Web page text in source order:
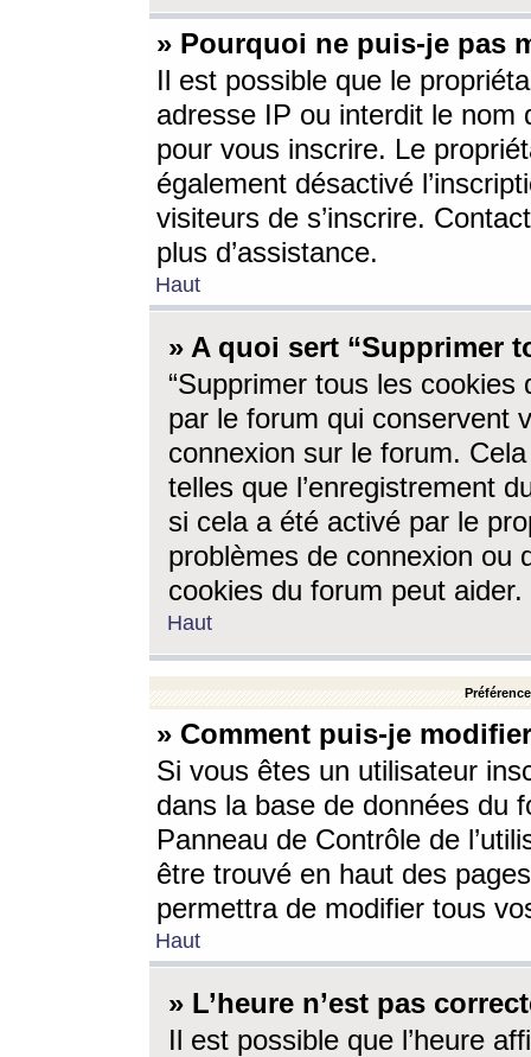
» Pourquoi ne puis-je pas
Il est possible que le
adresse IP ou interdit le nom
pour vous inscrire. Le
également désactivé
visiteurs de s’inscrire.
plus d’assistance.
Haut
» A quoi sert “Supprimer
“Supprimer tous les cookies
par le forum qui conservent
connexion sur le forum.
telles que l’enregistrement
si cela a été activé par le
problèmes de connexion ou
cookies du forum peut aider.
Haut
» Comment puis-je
Si vous êtes un utilisateur
dans la base de données du
Panneau de Contrôle de
être trouvé en haut des
permettra de modifier tous
Haut
» L’heure n’est pas
Il est possible que l’heure